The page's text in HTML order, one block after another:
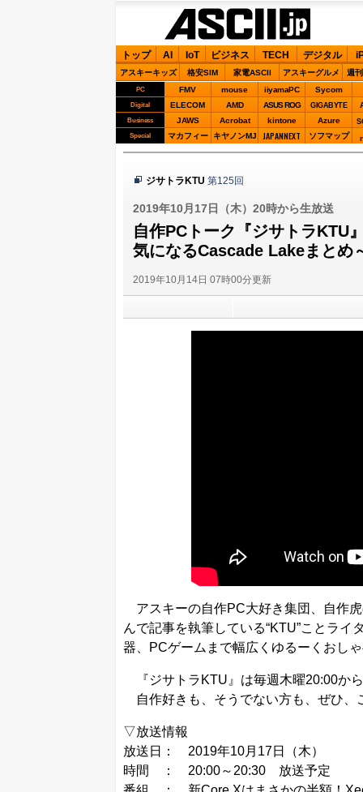
ASCII.jp
トップ AI IoT ビジネス TECH デジタル
アスキーキッズ 格安SIM 家電ASCII アスキーグルメ 週
PC FMV mouse iiyamaPC Sycom
Digital ELECOM AMD ASUS ROG GIGABYTE
Business JAWS Acrobat kintone Azure
Special マカフィー キヤノンMJ JAPANNEXT ソフマップ
ジサトラKTU 第125回
2019年10月17日（木）20時から生放送
自作PCトーク『ジサトラKTU
気になるCascade Lakeまとめ
2019年10月14日 07時00分更新
アスキーの自作PC大好き集団、自作
んで記事を執筆している“KTU”ことラ
器、PCゲームまで幅広くゆるーくおし
『ジサトラKTU』は毎週木曜20:00か
自作好きも、そうでない方も、ぜひ、
▽放送情報
放送日： 2019年10月17日（木）
時間 ： 20:00～20:30 放送予定